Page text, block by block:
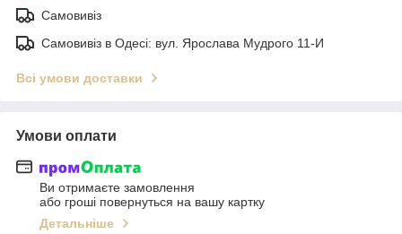
Самовивіз
Самовивіз в Одесі: вул. Ярослава Мудрого 11-И
Всі умови доставки
Умови оплати
Ви отримаєте замовлення
або гроші повернуться на вашу картку
Детальніше